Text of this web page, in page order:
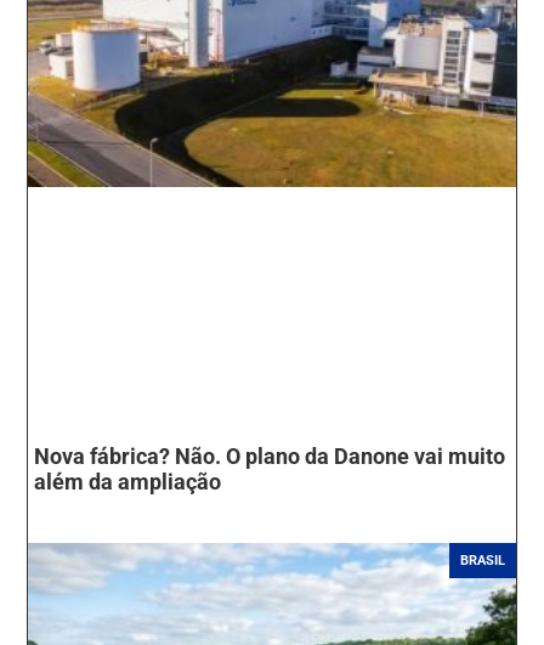
Nova fábrica? Não. O plano da Danone vai muito
além da ampliação
BRASIL